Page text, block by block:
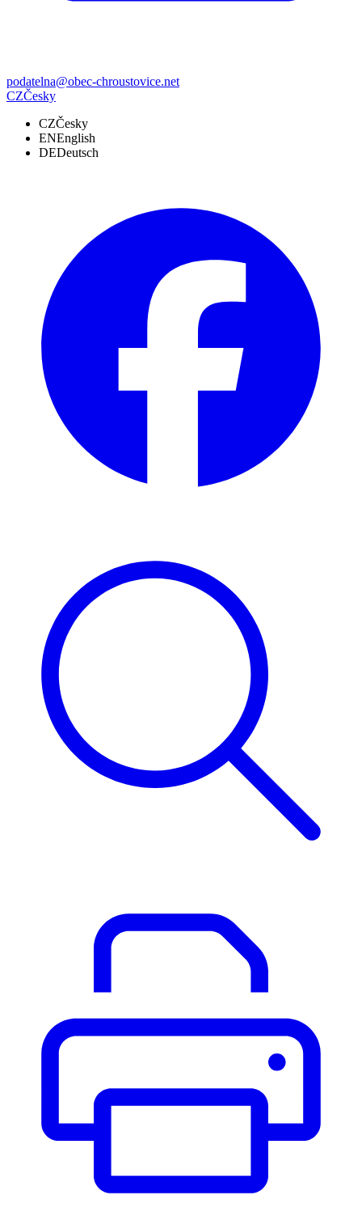
podatelna@obec-chroustovice.net
CZČesky
CZČesky
ENEnglish
DEDeutsch